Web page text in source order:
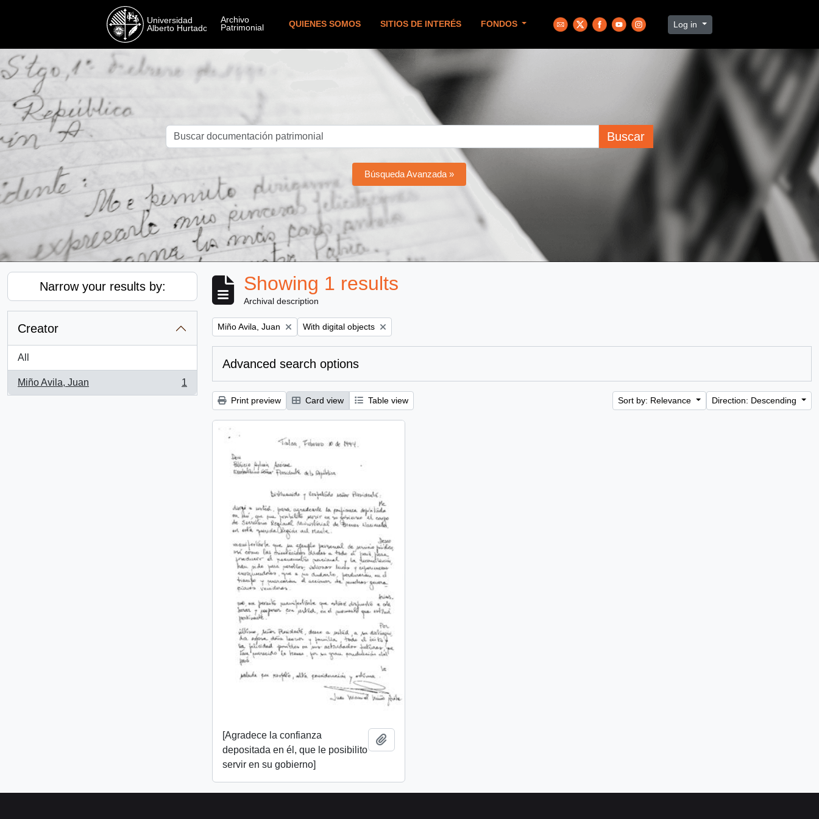
QUIENES SOMOS SITIOS DE INTERÉS FONDOS Log in
Buscar
Búsqueda Avanzada »
Narrow your results by:
Creator
All
Miño Avila, Juan
, 1 results
1
Showing 1 results
Archival description
Remove filter:
Miño Avila, Juan Remove filter:
With digital objects
Advanced search options
Print preview Card view Table view Sort by: Relevance Direction: Descending
[Agradece la confianza
depositada en él, que le posibilito
servir en su gobierno]